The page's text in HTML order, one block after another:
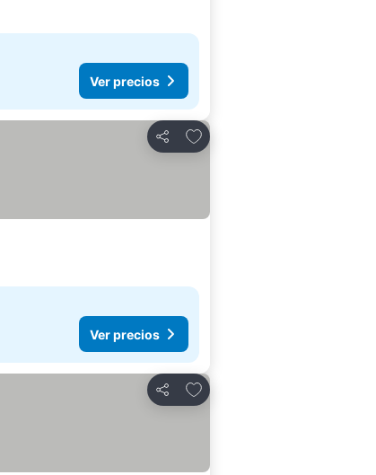
Ver precios
Compartir
Agregar a favoritos
Ver precios
Compartir
Agregar a favoritos